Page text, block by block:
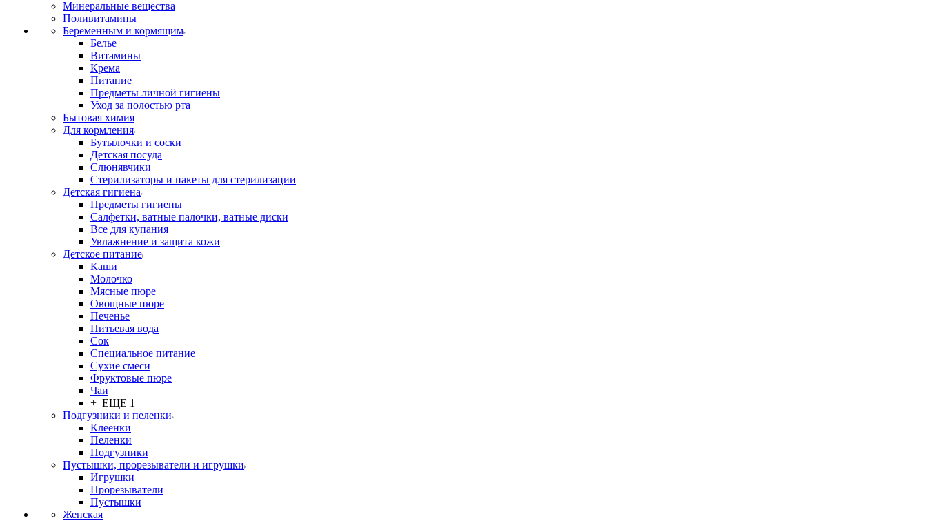
Минеральные вещества
Поливитамины
Беременным и кормящим
Белье
Витамины
Крема
Питание
Предметы личной гигиены
Уход за полостью рта
Бытовая химия
Для кормления
Бутылочки и соски
Детская посуда
Слюнявчики
Стерилизаторы и пакеты для стерилизации
Детская гигиена
Предметы гигиены
Салфетки, ватные палочки, ватные диски
Все для купания
Увлажнение и защита кожи
Детское питание
Каши
Молочко
Мясные пюре
Овощные пюре
Печенье
Питьевая вода
Сок
Специальное питание
Сухие смеси
Фруктовые пюре
Чаи
+ ЕЩЕ 1
Подгузники и пеленки
Клеенки
Пеленки
Подгузники
Пустышки, прорезыватели и игрушки
Игрушки
Прорезыватели
Пустышки
Женская